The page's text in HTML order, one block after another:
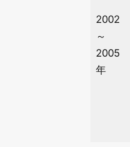
2002
～
2005
年